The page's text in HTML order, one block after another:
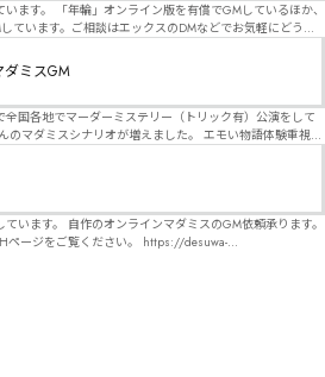
ます。 「年輪」オンライン版を有償でGMしているほか、
ています。ご相談はエックスのDMなどでお気軽にどう
ミスGM
国各地でマーダーミステリー（トリック有）公演をして
ーというジャンル名でたくさんあるため、そのようなシナ
本格推理マーダーミステリーを見つけることが難しくな
います。 自作のオンラインマダミスのGM依頼承ります。
覧ください。 https://desuwa-
ＢＯＯＴＨの概要を確認した上で、依頼してくださ